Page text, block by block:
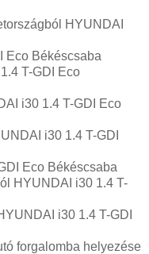
HYUNDAI
Eco Békéscsaba
T-GDI Eco
i30 1.4 T-GDI Eco
i30 1.4 T-GDI
Eco Békéscsaba
HYUNDAI i30 1.4 T-
i30 1.4 T-GDI
forgalomba helyezése